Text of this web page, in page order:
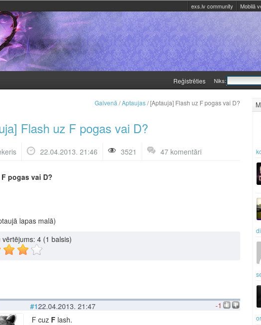
exs.lv community Mobilā
Reģistrēties Niks:
Galvenā /Aptaujas/ [Aptauja] Flash uz F pogas vai D?
Flash uz F pogas vai D?
22.04.2013. 21:46 3521 47 komentāri
pogas vai D?
lapas malā)
vērtējums: 4 (1 balsis)
-1
#122.04.2013. 21:47
F cuz F lash.